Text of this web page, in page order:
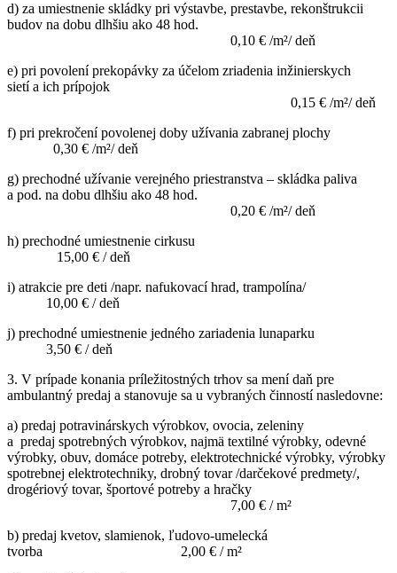
d) za umiestnenie skládky pri výstavbe, prestavbe, rekonštrukcii
budov na dobu dlhšiu ako 48 hod.
0,10 € /m²/ deň
e) pri povolení prekopávky za účelom zriadenia inžinierskych
sietí a ich prípojok
0,15 € /m²/ deň
f) pri prekročení povolenej doby užívania zabranej plochy
0,30 € /m²/ deň
g) prechodné užívanie verejného priestranstva – skládka paliva
a pod. na dobu dlhšiu ako 48 hod.
0,20 € /m²/ deň
h) prechodné umiestnenie cirkusu
15,00 € / deň
i) atrakcie pre deti /napr. nafukovací hrad, trampolína/
10,00 € / deň
j) prechodné umiestnenie jedného zariadenia lunaparku
3,50 € / deň
3. V prípade konania príležitostných trhov sa mení daň pre
ambulantný predaj a stanovuje sa u vybraných činností nasledovne:
a) predaj potravinárskych výrobkov, ovocia, zeleniny
a predaj spotrebných výrobkov, najmä textilné výrobky, odevné
výrobky, obuv, domáce potreby, elektrotechnické výrobky, výrobky
spotrebnej elektrotechniky, drobný tovar /darčekové predmety/,
drogériový tovar, športové potreby a hračky
7,00 € / m²
b) predaj kvetov, slamienok, ľudovo-umelecká
tvorba 2,00 € / m²